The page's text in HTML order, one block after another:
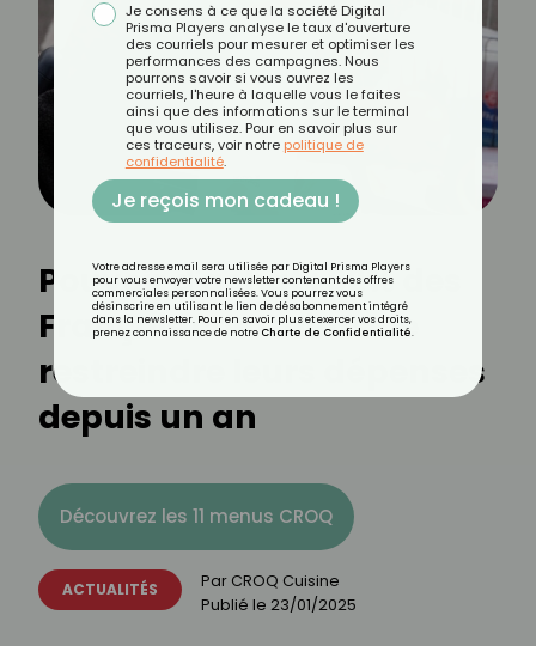
Pouvoir d'achat : 82% des
Français contraints de
restreindre leurs dépenses
depuis un an
Découvrez les 11 menus CROQ
ACTUALITÉS Par CROQ Cuisine
Publié le 23/01/2025
Je consens à ce que la société Digital
Prisma Players analyse le taux d'ouverture
des courriels pour mesurer et optimiser les
performances des campagnes. Nous
pourrons savoir si vous ouvrez les
courriels, l'heure à laquelle vous le faites
ainsi que des informations sur le terminal
que vous utilisez. Pour en savoir plus sur
ces traceurs, voir notre politique de
confidentialité.
Je reçois mon cadeau !
Votre adresse email sera utilisée par Digital Prisma Players
pour vous envoyer votre newsletter contenant des offres
commerciales personnalisées. Vous pourrez vous
désinscrire en utilisant le lien de désabonnement intégré
dans la newsletter. Pour en savoir plus et exercer vos droits,
prenez connaissance de notre Charte de Confidentialité.